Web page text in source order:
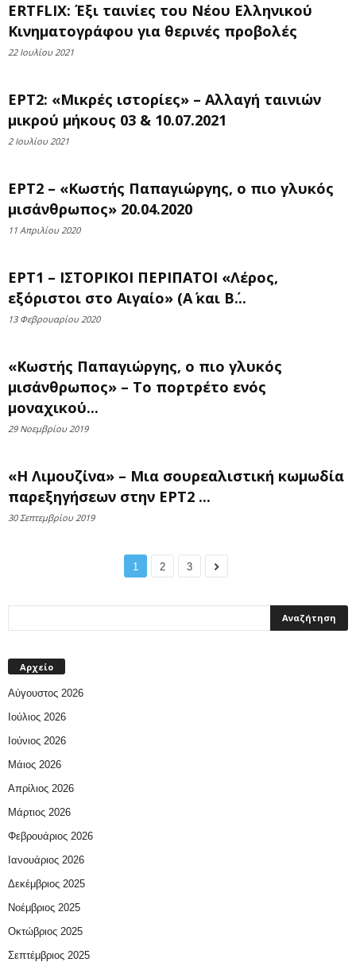
ERTFLIX: Έξι ταινίες του Νέου Ελληνικού
Κινηματογράφου για θερινές προβολές
22 Ιουλίου 2021
ΕΡΤ2: «Μικρές ιστορίες» – Αλλαγή ταινιών
μικρού μήκους 03 & 10.07.2021
2 Ιουλίου 2021
ΕΡΤ2 – «Κωστής Παπαγιώργης, ο πιο γλυκός
μισάνθρωπος» 20.04.2020
11 Απριλίου 2020
ΕΡΤ1 – ΙΣΤΟΡΙΚΟΙ ΠΕΡΙΠΑΤΟΙ «Λέρος,
εξόριστοι στο Αιγαίο» (Α΄ και Β΄...
13 Φεβρουαρίου 2020
«Κωστής Παπαγιώργης, ο πιο γλυκός
μισάνθρωπος» – Το πορτρέτο ενός
μοναχικού...
29 Νοεμβρίου 2019
«Η Λιμουζίνα» – Μια σουρεαλιστική κωμωδία
παρεξηγήσεων στην ΕΡΤ2 ...
30 Σεπτεμβρίου 2019
1 2 3
Αρχείο
Αύγουστος 2026
Ιούλιος 2026
Ιούνιος 2026
Μάιος 2026
Απρίλιος 2026
Μάρτιος 2026
Φεβρουάριος 2026
Ιανουάριος 2026
Δεκέμβριος 2025
Νοέμβριος 2025
Οκτώβριος 2025
Σεπτέμβριος 2025